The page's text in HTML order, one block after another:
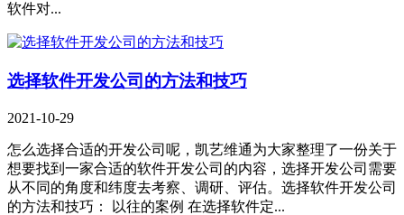
软件对...
选择软件开发公司的方法和技巧
2021-10-29
怎么选择合适的开发公司呢，凯艺维通为大家整理了一份关于
想要找到一家合适的软件开发公司的内容，选择开发公司需要
从不同的角度和纬度去考察、调研、评估。选择软件开发公司
的方法和技巧： 以往的案例 在选择软件定...